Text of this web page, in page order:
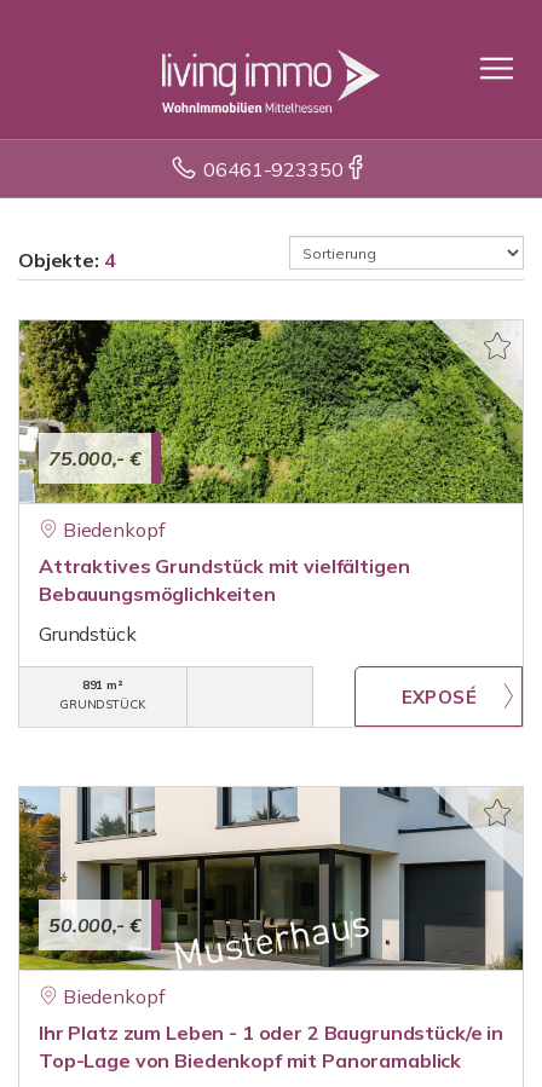
06461-923350
Objekte: 4
75.000,- €
Biedenkopf
Attraktives Grundstück mit vielfältigen
Bebauungsmöglichkeiten
Grundstück
891 m²
GRUNDSTÜCK
50.000,- €
Biedenkopf
Ihr Platz zum Leben - 1 oder 2 Baugrundstück/e in
Top-Lage von Biedenkopf mit Panoramablick